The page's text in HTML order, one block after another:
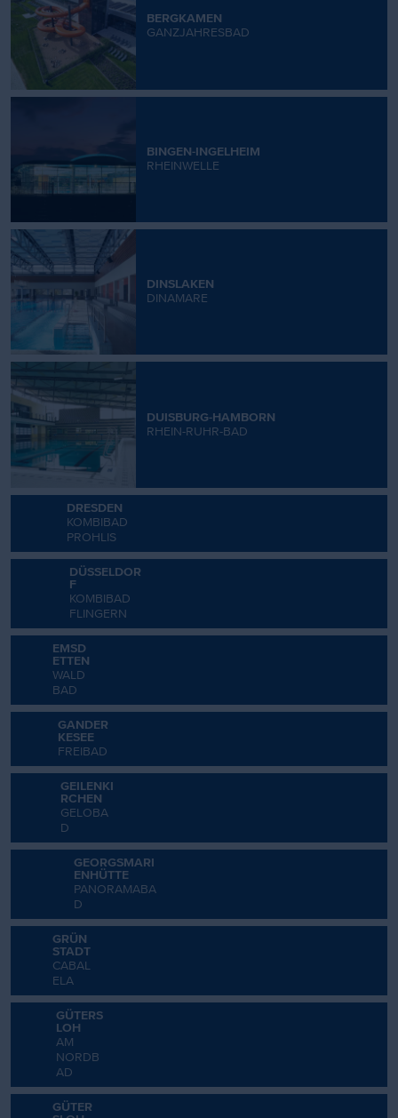
BERGKAMEN
GANZJAHRESBAD
BINGEN-INGELHEIM
RHEINWELLE
DINSLAKEN
DINAMARE
DUISBURG-HAMBORN
RHEIN-RUHR-BAD
DRESDEN
KOMBIBAD
PROHLIS
DÜSSELDOR
F
KOMBIBAD
FLINGERN
EMSD
ETTEN
WALD
BAD
GANDER
KESEE
FREIBAD
GEILENKI
RCHEN
GELOBA
D
GEORGSMARI
ENHÜTTE
PANORAMABA
D
GRÜN
STADT
CABAL
ELA
GÜTERS
LOH
AM
NORDB
AD
GÜTER